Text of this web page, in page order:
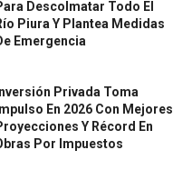
Descolmatar Todo El
Piura Y Plantea Medidas
Emergencia
Inversión Privada Toma
Impulso En 2026 Con Mejores
Y Récord En
Por Impuestos